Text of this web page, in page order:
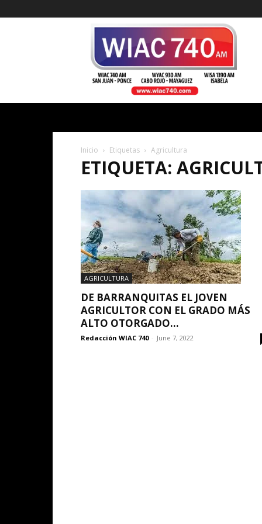
Inicio Etiquetas Agricultura
ETIQUETA:
AGRICULTURA
DE BARRANQUITAS EL JOVEN
AGRICULTOR CON EL GRADO MÁS
ALTO OTORGADO...
Redacción WIAC 740 - June 7, 2022